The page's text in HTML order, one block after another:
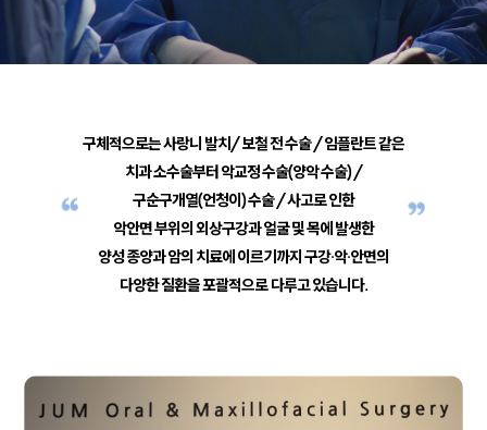
구체적으로는 사랑니 발치/ 보철 전 수술 / 임플란트 같은
치과 소수술부터악교정 수술(양악 수술) /
구순구개열(언청이) 수술 / 사고로 인한
악안면 부위의 외상구강과얼굴 및 목에 발생한
양성 종양과 암의 치료에 이르기까지 구강·악·안면의
다양한 질환을 포괄적으로 다루고 있습니다.